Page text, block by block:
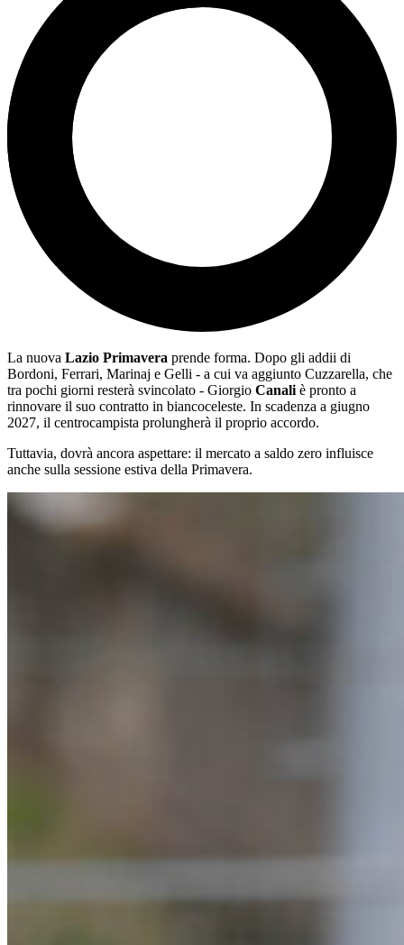
La nuova Lazio Primavera prende forma. Dopo gli addii di
Bordoni, Ferrari, Marinaj e Gelli - a cui va aggiunto Cuzzarella, che
tra pochi giorni resterà svincolato - Giorgio Canali è pronto a
rinnovare il suo contratto in biancoceleste. In scadenza a giugno
2027, il centrocampista prolungherà il proprio accordo.
Tuttavia, dovrà ancora aspettare: il mercato a saldo zero influisce
anche sulla sessione estiva della Primavera.